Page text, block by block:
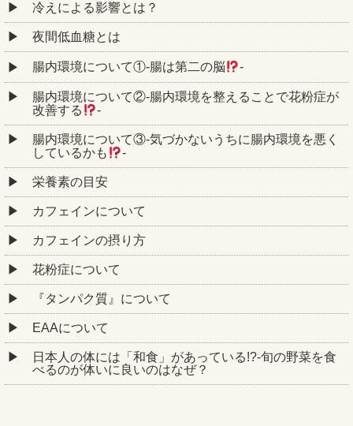
冷えによる影響とは？
夜間低血糖とは
腸内環境について①‐腸は第二の脳 ‐
腸内環境について②‐腸内環境を整えることで花粉症が
改善する
‐
腸内環境について③‐気づかないうちに腸内環境を悪く
しているかも
‐
栄養素の目安
カフェインについて
カフェインの摂り方
花粉症について
『タンパク質』について
EAAについて
日本人の体には「和食」があっている!?-旬の野菜を食
べるのが体いに良いのはなぜ？